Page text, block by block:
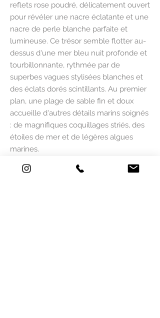
reflets rose poudré, délicatement ouvert
pour révéler une nacre éclatante et une
nacre de perle blanche parfaite et
lumineuse. Ce trésor semble flotter au-
dessus d'une mer bleu nuit profonde et
tourbillonnante, rythmée par de
superbes vagues stylisées blanches et
des éclats dorés scintillants. Au premier
plan, une plage de sable fin et doux
accueille d'autres détails marins soignés
: de magnifiques coquillages striés, des
étoiles de mer et de légères algues
marines.
illustration ?